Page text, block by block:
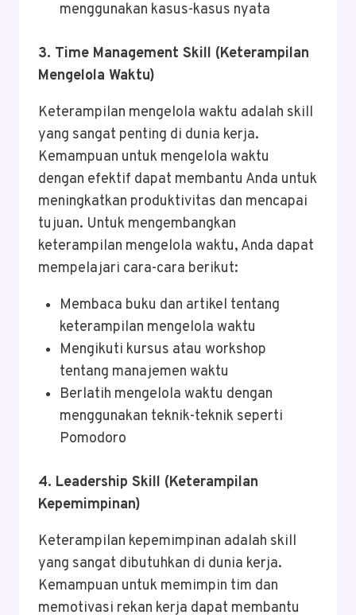
menggunakan kasus-kasus nyata
3. Time Management Skill (Keterampilan
Mengelola Waktu)
Keterampilan mengelola waktu adalah skill
yang sangat penting di dunia kerja.
Kemampuan untuk mengelola waktu
dengan efektif dapat membantu Anda untuk
meningkatkan produktivitas dan mencapai
tujuan. Untuk mengembangkan
keterampilan mengelola waktu, Anda dapat
mempelajari cara-cara berikut:
Membaca buku dan artikel tentang
keterampilan mengelola waktu
Mengikuti kursus atau workshop
tentang manajemen waktu
Berlatih mengelola waktu dengan
menggunakan teknik-teknik seperti
Pomodoro
4. Leadership Skill (Keterampilan
Kepemimpinan)
Keterampilan kepemimpinan adalah skill
yang sangat dibutuhkan di dunia kerja.
Kemampuan untuk memimpin tim dan
memotivasi rekan kerja dapat membantu